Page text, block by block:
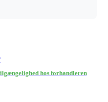
hos forhandleren